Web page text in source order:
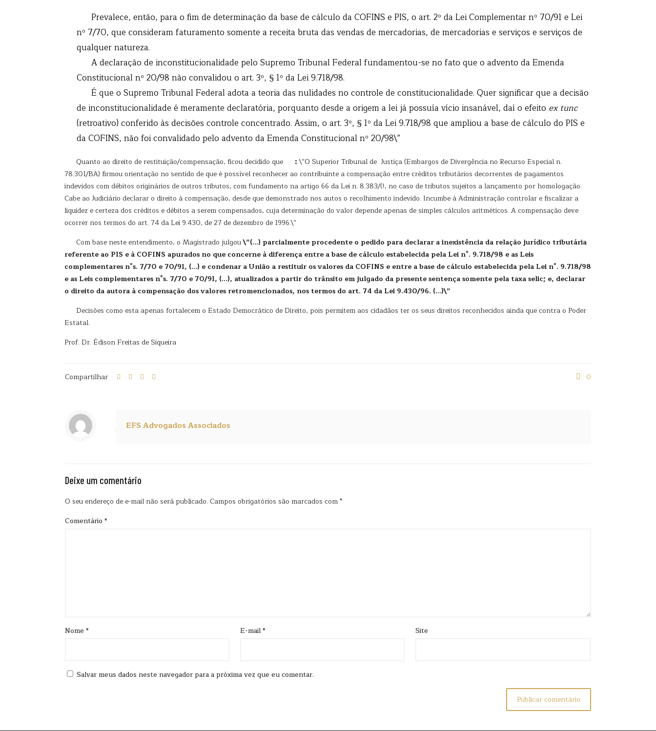
Prevalece, então, para o fim de determinação da base de cálculo da COFINS e PIS, o art. 2º da Lei Complementar nº 70/91 e Lei
nº 7/70, que consideram faturamento somente a receita bruta das vendas de mercadorias, de mercadorias e serviços e serviços de
qualquer natureza.
A declaração de inconstitucionalidade pelo Supremo Tribunal Federal fundamentou-se no fato que o advento da Emenda
Constitucional nº 20/98 não convalidou o art. 3º, § 1º da Lei 9.718/98.
É que o Supremo Tribunal Federal adota a teoria das nulidades no controle de constitucionalidade. Quer significar que a decisão
de inconstitucionalidade é meramente declaratória, porquanto desde a origem a lei já possuía vício insanável, daí o efeito ex tunc
(retroativo) conferido às decisões controle concentrado. Assim, o art. 3º, § 1º da Lei 9.718/98 que ampliou a base de cálculo do PIS e
da COFINS, não foi convalidado pelo advento da Emenda Constitucional nº 20/98\”
Quanto ao direito de restituição/compensação, ficou decidido que :\”O Superior Tribunal de Justiça (Embargos de Divergência no Recurso Especial n.
78.301/BA) firmou orientação no sentido de que é possível reconhecer ao contribuinte a compensação entre créditos tributários decorrentes de pagamentos
indevidos com débitos originários de outros tributos, com fundamento na artigo 66 da Lei n. 8.383/(!, no caso de tributos sujeitos a lançamento por homologação.
Cabe ao Judiciário declarar o direito à compensação, desde que demonstrado nos autos o recolhimento indevido. Incumbe à Administração controlar e fiscalizar a
liquidez e certeza dos créditos e débitos a serem compensados, cuja determinação do valor depende apenas de simples cálculos aritméticos. A compensação deve
ocorrer nos termos do art. 74 da Lei 9.430, de 27 de dezembro de 1996.\”
Com base neste entendimento, o Magistrado julgou\”(…) parcialmente procedente o pedido para declarar a inexistência da relação jurídico tributária
referente ao PIS e à COFINS apurados no que concerne à diferença entre a base de cálculo estabelecida pela Lei n°. 9.718/98 e as Leis
complementares n°s. 7/70 e 70/91, (…) e condenar a União a restituir os valores da COFINS e entre a base de cálculo estabelecida pela Lei n°. 9.718/98
e as Leis complementares n°s. 7/70 e 70/91, (…), atualizados a partir do trânsito em julgado da presente sentença somente pela taxa selic; e, declarar
o direito da autora à compensação dos valores retromencionados, nos termos do art. 74 da Lei 9.430/96. (…)\”
Decisões como esta apenas fortalecem o Estado Democrático de Direito, pois permitem aos cidadãos ter os seus direitos reconhecidos ainda que contra o Poder
Estatal.
Prof. Dr. Édison Freitas de Siqueira
Compartilhar 0
EFS Advogados Associados
Deixe um comentário
O seu endereço de e-mail não será publicado. Campos obrigatórios são marcados com*
Comentário *
Nome * E-mail* Site
Salvar meus dados neste navegador para a próxima vez que eu comentar.